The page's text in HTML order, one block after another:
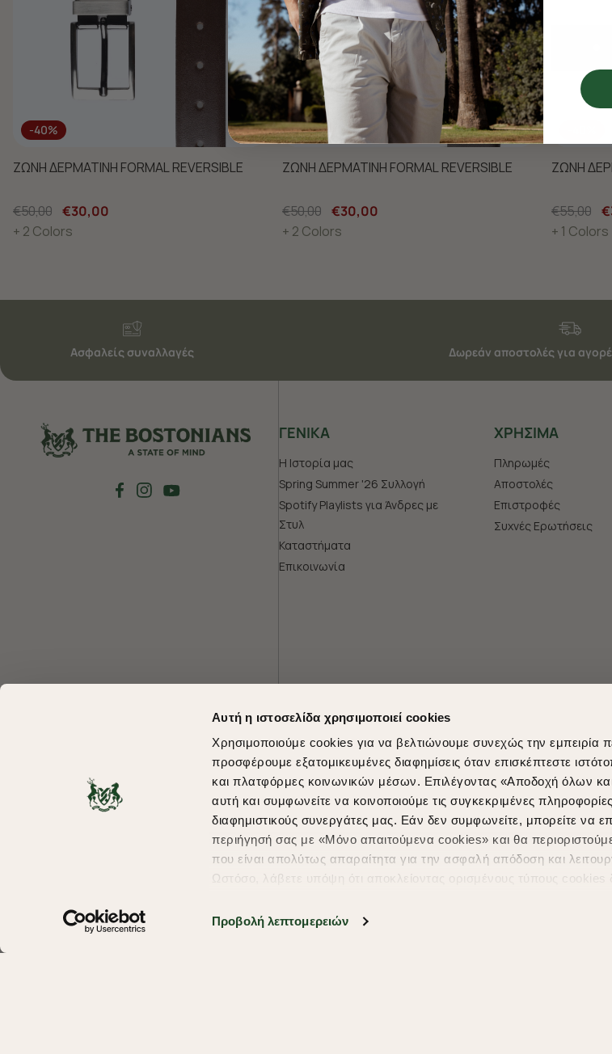
Αυτή η ιστοσελίδα χρησιμοποιεί cookies
Χρησιμοποιούμε cookies για να βελτιώνουμε συνεχώς την εμπειρία
προσφέρουμε εξατομικευμένες διαφημίσεις όταν επισκέπτεστε
και πλατφόρμες κοινωνικών μέσων. Επιλέγοντας «Αποδοχή όλων
αυτή και συμφωνείτε να κοινοποιούμε τις συγκεκριμένες
διαφημιστικούς συνεργάτες μας. Εάν δεν συμφωνείτε, μπορείτε να
περιήγησή σας με «Μόνο απαιτούμενα cookies» και θα
που είναι απολύτως απαραίτητα για την ασφαλή απόδοση και
Ωστόσο, λάβετε υπόψη ότι αποκλείοντας ορισμένους τύπους
υπηρεσίες και διαφημίσεις. Για να προσαρμόσετε τις επιλογές σας
Προβολή λεπτομερειών
-40%
ΖΩΝΗ ΔΕΡΜΑΤΙΝΗ FORMAL REVERSIBLE
€50,00 €30,00
+ 2 Colors
-40%
ΖΩΝΗ ΔΕΡΜΑΤΙΝΗ FORMAL REVERSIBLE
€50,00 €30,00
+ 2 Colors
ΖΩΝΗ
€55,00
+ 1 Colors
Ασφαλείς συναλλαγές Δωρεάν αποστολές για
ΓΕΝΙΚΑ
Η Ιστορία μας
Spring Summer '26 Συλλογή
Spotify Playlists για Άνδρες με
Στυλ
Καταστήματα
Επικοινωνία
ΧΡHΣΙΜΑ
Πληρωμές
Αποστολές
Επιστροφές
Συχνές Ερωτήσεις
Shopping in secure with